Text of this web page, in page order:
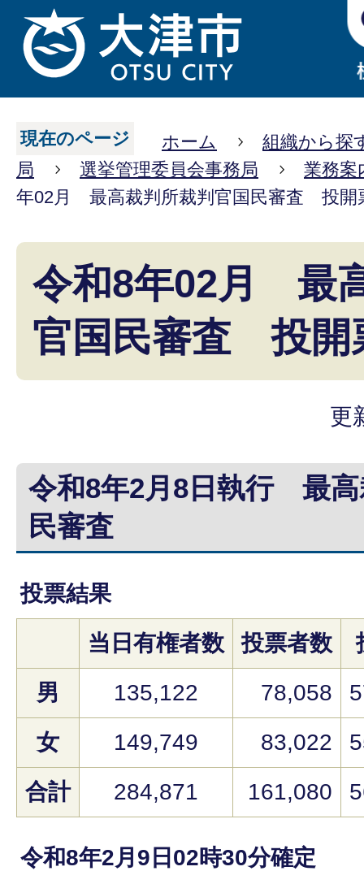
現在のページ ホーム
組織から探
局
選挙管理委員会事務局
業務案
年02月 最高裁判所裁判官国民審査 投開
令和8年02月 最
官国民審査 投開
更
令和8年2月8日執行 最高
民審査
投票結果
当日有権者数
投票者数
男
135,122 78,058
女
149,749 83,022
合計
284,871 161,080
令和8年2月9日02時30分確定